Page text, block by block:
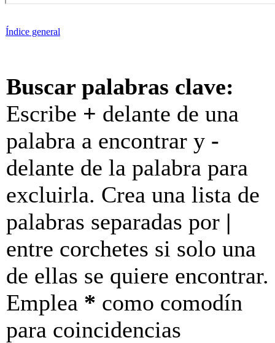
Índice general
Buscar palabras clave:
Escribe + delante de una
palabra a encontrar y -
delante de la palabra para
excluirla. Crea una lista de
palabras separadas por |
entre corchetes si solo una
de ellas se quiere encontrar.
Emplea * como comodín
para coincidencias